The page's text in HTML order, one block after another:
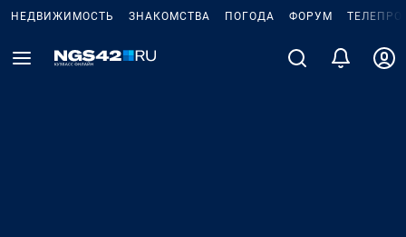
НЕДВИЖИМОСТЬ ЗНАКОМСТВА ПОГОДА ФОРУМ